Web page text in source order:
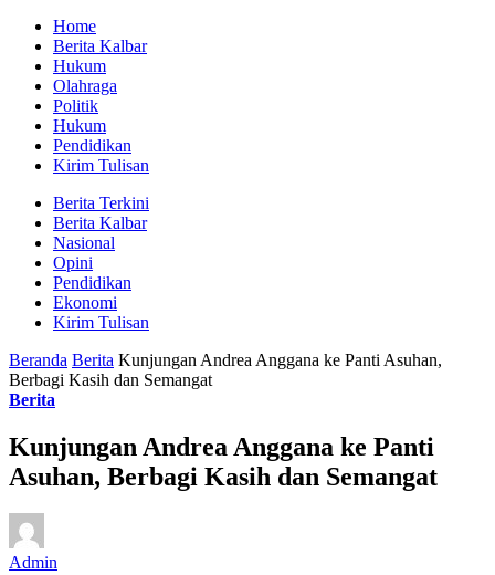
Home
Berita Kalbar
Hukum
Olahraga
Politik
Hukum
Pendidikan
Kirim Tulisan
Berita Terkini
Berita Kalbar
Nasional
Opini
Pendidikan
Ekonomi
Kirim Tulisan
Beranda Berita Kunjungan Andrea Anggana ke Panti Asuhan,
Berbagi Kasih dan Semangat
Berita
Kunjungan Andrea Anggana ke Panti
Asuhan, Berbagi Kasih dan Semangat
Admin